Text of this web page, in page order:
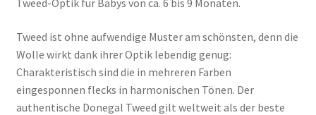
Tweed-Optik für Babys von ca. 6 bis 9 Monaten.
Tweed ist ohne aufwendige Muster am schönsten, denn die
Wolle wirkt dank ihrer Optik lebendig genug:
Charakteristisch sind die in mehreren Farben
eingesponnen flecks in harmonischen Tönen. Der
authentische Donegal Tweed gilt weltweit als der beste